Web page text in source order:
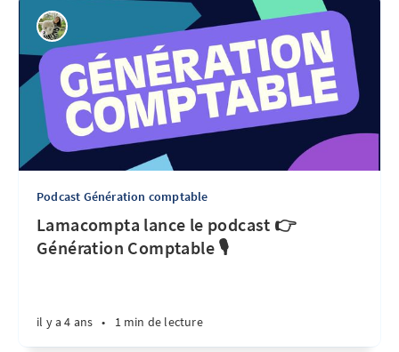
Podcast Génération comptable
Lamacompta lance le podcast 👉
Génération Comptable 🎙
il y a 4 ans • 1 min de lecture